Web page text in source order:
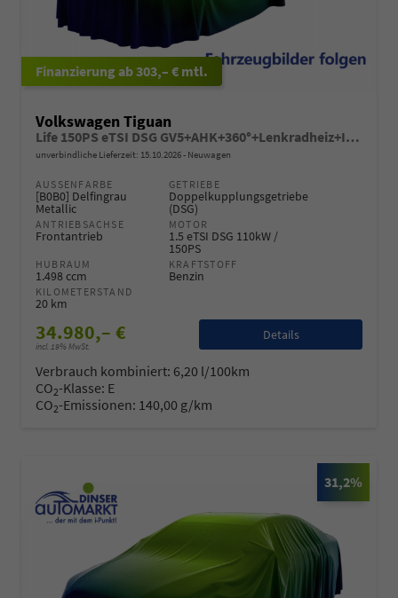
ab 303,– € mtl.
Volkswagen Tiguan
Life 150PS eTSI DSG GV5+AHK+360°+Lenkradheiz+IQ.Drive+ACC+App+eHeck+LED
unverbindliche Lieferzeit: 15.10.2026 Neuwagen
AUSSENFARBE
[B0B0] Delfingrau
Metallic
GETRIEBE
Doppelkupplungsgetriebe
(DSG)
ANTRIEBSACHSE
Frontantrieb
MOTOR
1.5 eTSI DSG 110kW /
150PS
HUBRAUM
1.498 ccm
KRAFTSTOFF
Benzin
KILOMETERSTAND
20 km
34.980,– €
incl. 19% MwSt.
Details
Verbrauch kombiniert: 6,20 l/100km
CO2-Klasse: E
CO2-Emissionen: 140,00 g/km
31,2%